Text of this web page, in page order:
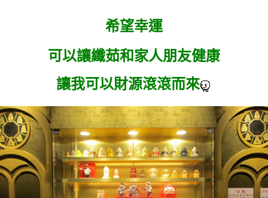
希望幸運
可以讓纖茹和家人朋友健康
讓我可以財源滾滾而來